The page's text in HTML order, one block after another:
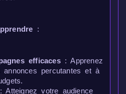
:
efficaces: Apprenez
percutantes et à
votre audience